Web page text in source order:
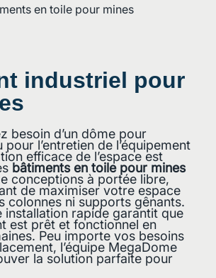
en toile pour mines
industriel pour
besoin d’un dôme pour
l’entretien de l’équipement
efficace de l’espace est
bâtiments en toile pour mines
conceptions à portée libre,
de maximiser votre espace
colonnes ni supports gênants.
installation rapide garantit que
est prêt et fonctionnel en
Peu importe vos besoins
l’équipe MegaDome
la solution parfaite pour